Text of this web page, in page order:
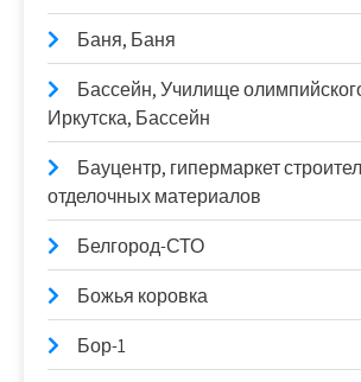
Баня, Баня
Бассейн, Училище
Иркутска, Бассейн
Бауцентр, гипермаркет
отделочных материалов
Белгород-СТО
Божья коровка
Бор-1